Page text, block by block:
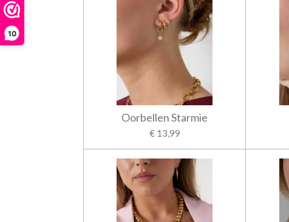
10
Oorbellen Starmie
€ 13,99